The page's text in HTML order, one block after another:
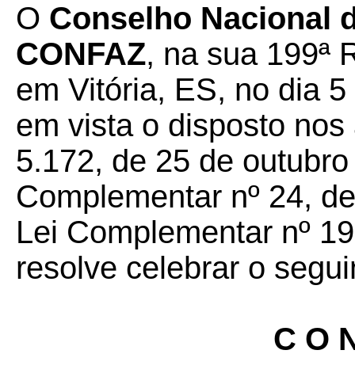
O Conselho Nacional
CONFAZ, na sua 199ª
em Vitória, ES, no dia
em vista o disposto
5.172, de 25 de
Complementar nº 24,
Lei Complementar nº
resolve celebrar o
C O